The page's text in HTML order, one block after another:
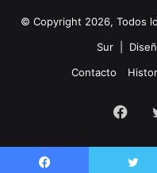
© Copyright 2026, Todos
Sur |
Contacto